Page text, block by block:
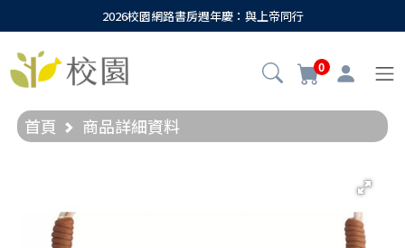
2026校園網路書房週年慶：與上帝同行
0
首頁 商品詳細資料